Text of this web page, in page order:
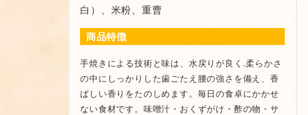
白）、米粉、重曹
商品特徴
手焼きによる技術と味は、水戻りが良く.柔らかさ
の中にしっかりした歯ごたえ腰の強さを備え、香
ばしい香りをたのしめます。毎日の食卓にかかせ
ない食材です。味噌汁・おくずがけ・酢の物・サ